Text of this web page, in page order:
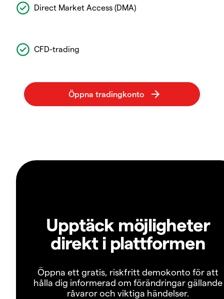
Direct Market Access (DMA)
CFD-trading
Upptäck möjligheter
direkt i plattformen
Öppna ett gratis, riskfritt demokonto för att
hålla dig informerad om förändringar gällande
råvaror och viktiga händelser.